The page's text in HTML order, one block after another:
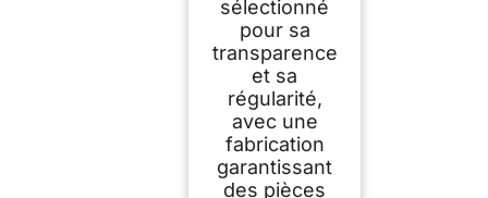
sélectionné
pour sa
transparence
et sa
régularité,
avec une
fabrication
garantissant
des pièces